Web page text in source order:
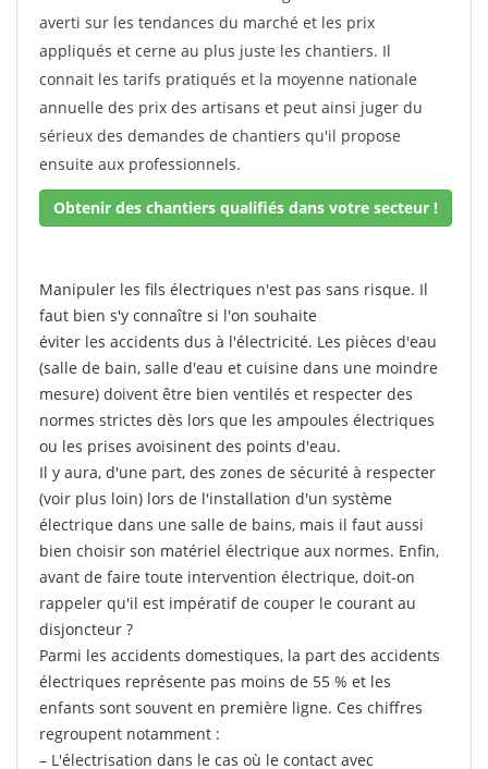
averti sur les tendances du marché et les prix
appliqués et cerne au plus juste les chantiers. Il
connait les tarifs pratiqués et la moyenne nationale
annuelle des prix des artisans et peut ainsi juger du
sérieux des demandes de chantiers qu'il propose
ensuite aux professionnels.
Obtenir des chantiers qualifiés dans votre secteur !
Manipuler les fils électriques n'est pas sans risque. Il
faut bien s'y connaître si l'on souhaite
éviter les accidents dus à l'électricité. Les pièces d'eau
(salle de bain, salle d'eau et cuisine dans une moindre
mesure) doivent être bien ventilés et respecter des
normes strictes dès lors que les ampoules électriques
ou les prises avoisinent des points d'eau.
Il y aura, d'une part, des zones de sécurité à respecter
(voir plus loin) lors de l'installation d'un système
électrique dans une salle de bains, mais il faut aussi
bien choisir son matériel électrique aux normes. Enfin,
avant de faire toute intervention électrique, doit-on
rappeler qu'il est impératif de couper le courant au
disjoncteur ?
Parmi les accidents domestiques, la part des accidents
électriques représente pas moins de 55 % et les
enfants sont souvent en première ligne. Ces chiffres
regroupent notamment :
– L'électrisation dans le cas où le contact avec